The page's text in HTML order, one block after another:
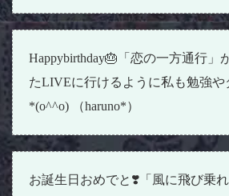
Happybirthday🎂「恋の一方通行」
たLIVEに行けるように私も勉強や
*(o^^o) （haruno*）
お誕生日おめでと❣️「風に飛び乗